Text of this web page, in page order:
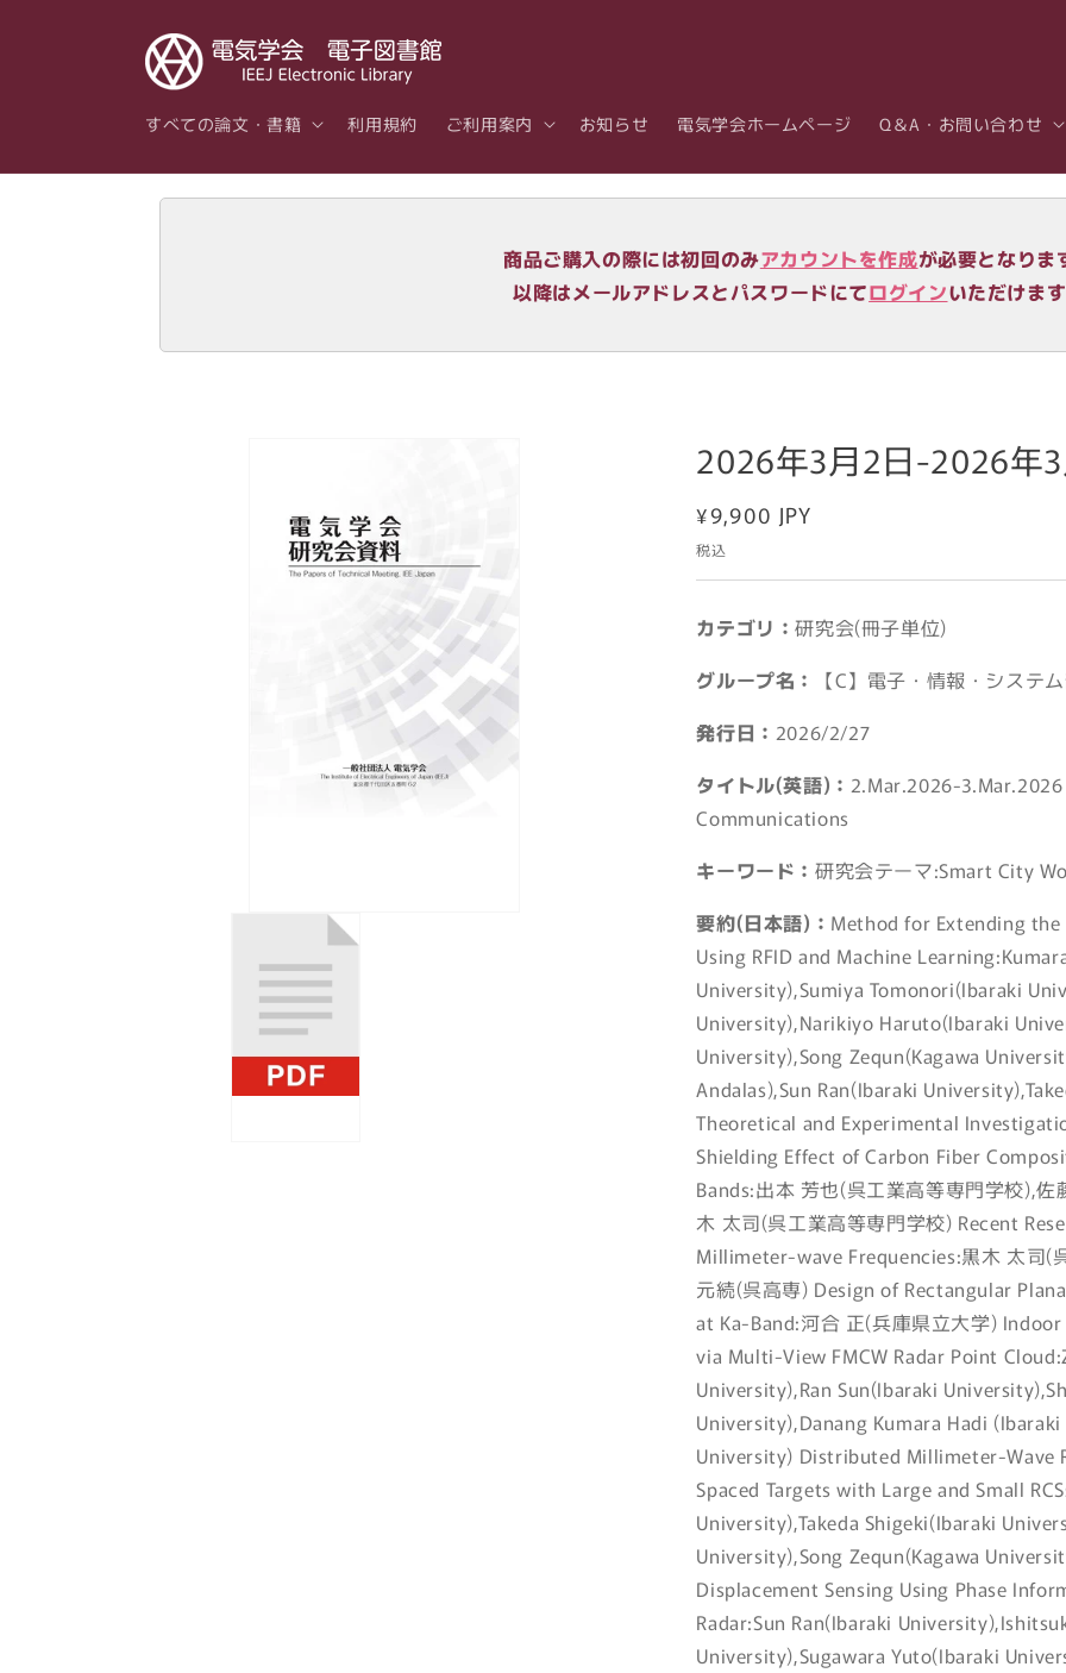
すべての論文・書籍 利用規約 ご利用案内 お知らせ 電気学会ホームページ Q＆A・お問い合わせ
商品ご購入の際には初回のみアカウントを作成が必要となりま
以降はメールアドレスとパスワードにてログインいただけます
2026年3月2日-2026年
通
常
価
¥9,900 JPY
税込
カテゴリ：研究会(冊子単位)
グループ名：
【C】電子・情報・システ
発行日： 2026/2/27
タイトル(英語)： 2.Mar.2026-
Communications
キーワード：研究会テーマ:Smart City
要約(日本語)： Method for Extending
Using RFID and Machine
University),Sumiya Tomonori(Ibaraki
University),Narikiyo Haruto(Ibaraki
University),Song Zequn(Kagawa
Andalas),Sun Ran(Ibaraki
Theoretical and Experimental
Shielding Effect of Carbon Fiber
Bands:出本 芳也(呉工業高等専門学校),
木 太司(呉工業高等専門学校) Recent
Millimeter-wave Frequencies:黒木 太司(
元続(呉高専) Design of Rectangular
at Ka-Band:河合 正(兵庫県立大学)
via Multi-View FMCW Radar Point
University),Ran Sun(Ibaraki
University),Danang Kumara Hadi
University) Distributed Millimeter-Wave
Spaced Targets with Large and Small
University),Takeda Shigeki(Ibaraki
University),Song Zequn(Kagawa
Displacement Sensing Using Phase
Radar:Sun Ran(Ibaraki
University),Sugawara Yuto(Ibaraki